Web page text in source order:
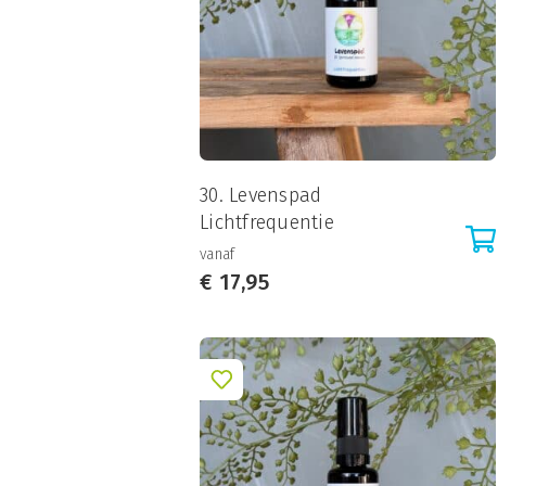
30. Levenspad
Lichtfrequentie
vanaf
€ 17,95